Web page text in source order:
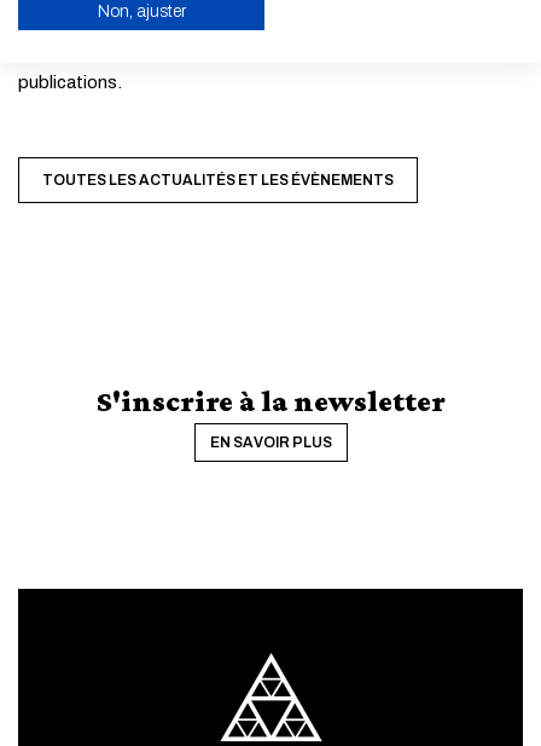
basé sur l'ensemble de leurs articles les plus cités et le
publications.
TOUTES LES ACTUALITÉS ET LES ÉVÈNEMENTS
S'inscrire à la newsletter
EN SAVOIR PLUS
Non, ajuster